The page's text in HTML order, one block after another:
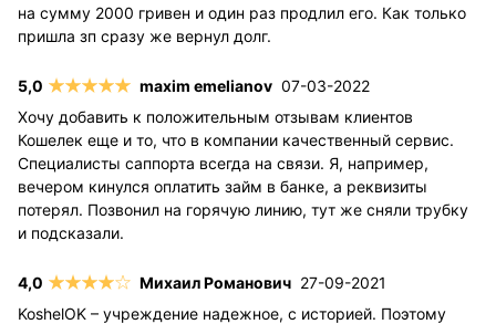
на сумму 2000 гривен и один раз продлил его. Как только
пришла зп сразу же вернул долг.
maxim emelianov 07-03-2022
Хочу добавить к положительным отзывам клиентов
Кошелек еще и то, что в компании качественный сервис.
Специалисты саппорта всегда на связи. Я, например,
вечером кинулся оплатить займ в банке, а реквизиты
потерял. Позвонил на горячую линию, тут же сняли трубку
и подсказали.
Михаил Романович 27-09-2021
KoshelOK – учреждение надежное, с историей. Поэтому